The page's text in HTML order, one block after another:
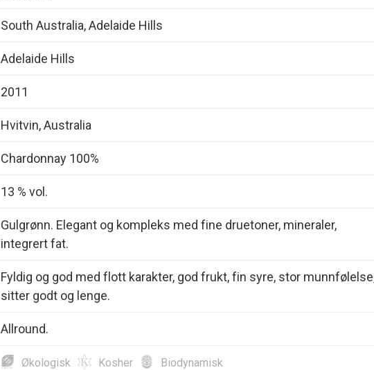
South Australia, Adelaide Hills
Adelaide Hills
2011
Hvitvin, Australia
Chardonnay 100%
13 % vol.
Gulgrønn. Elegant og kompleks med fine druetoner, mineraler,
integrert fat.
Fyldig og god med flott karakter, god frukt, fin syre, stor
sitter godt og lenge.
Allround.
Økologisk Kosher Biodynamisk